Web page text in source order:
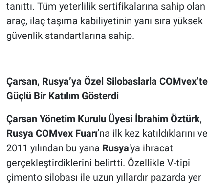
tanıttı. Tüm yeterlilik sertifikalarına sahip olan
araç, ilaç taşıma kabiliyetinin yanı sıra yüksek
güvenlik standartlarına sahip.
Çarsan, Rusya’ya Özel Silobaslarla COMvex’te
Güçlü Bir Katılım Gösterdi
ÇarsanYönetim Kurulu Üyesi İbrahim Öztürk,
Rusya COMvex Fuarı’na ilk kez katıldıklarını ve
2011 yılından bu yana Rusya'ya ihracat
gerçekleştirdiklerini belirtti. Özellikle V-tipi
çimento silobası ile uzun yıllardır pazarda yer